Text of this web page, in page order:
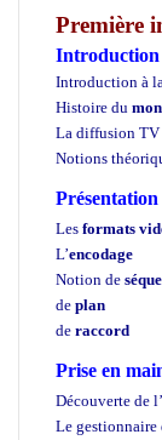
Première
Introduction
Introduction à la
Histoire du
La diffusion TV
Notions
Les formats
L’encodage
Notion de
de plan
de raccord
Prise en
Découverte de
Le gestionnaire